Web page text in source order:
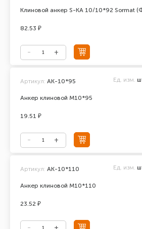
Клиновой анкер S-KA 10/10*92 Sormat
82.53 ₽
Анкер клиновой М10*95
Артикул: АК-10*95 Ед. изм.
19.51 ₽
Анкер клиновой М10*110
Артикул: АК-10*110 Ед. изм.
23.52 ₽